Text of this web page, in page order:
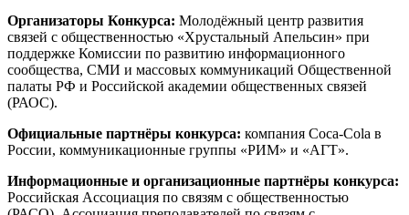
Организаторы Конкурса: Молодёжный центр развития
связей с общественностью «Хрустальный Апельсин» при
поддержке Комиссии по развитию информационного
сообщества, СМИ и массовых коммуникаций Общественной
палаты РФ и Российской академии общественных связей
(РАОС).
Официальные партнёры конкурса: компания Coca-Cola в
России, коммуникационные группы «РИМ» и «АГТ».
Информационные и организационные партнёры конкурса:
Российская Ассоциация по связям с общественностью